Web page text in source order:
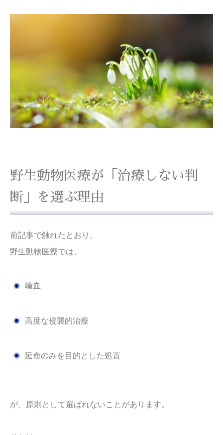
野生動物医療が「治療しない判
断」を選ぶ理由
前記事で触れたとおり、
野生動物医療では、
輸血
高度な侵襲的治療
延命のみを目的とした処置
が、原則として選ばれないことがあります。